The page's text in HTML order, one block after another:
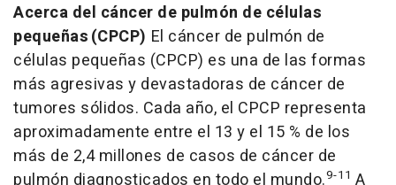
Acerca del cáncer de pulmón de células
pequeñas(CPCP) El cáncer de pulmón de
células pequeñas (CPCP) es una de las formas
más agresivas y devastadoras de cáncer de
tumores sólidos. Cada año, el CPCP representa
aproximadamente entre el 13 y el 15 % de los
más de 2,4 millones de casos de cáncer de
pulmón diagnosticados en todo el mundo.9-11 A